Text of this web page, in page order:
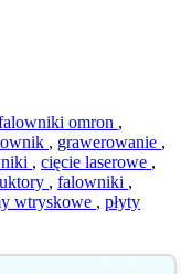
omron ,
, grawerowanie ,
, cięcie laserowe ,
, falowniki ,
wtryskowe , płyty